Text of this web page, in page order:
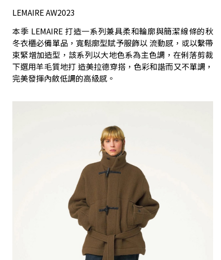
LEMAIRE AW2023
本季 LEMAIRE 打造一系列兼具柔和輪廓與簡潔線條的秋
冬衣櫃必備單品，寬鬆廓型賦予服飾以 流動感，或以繫帶
束緊增加造型，該系列以大地色系為主色調，在俐落剪裁
下選用羊毛質地打 造美拉德穿搭，色彩和諧而又不單調，
完美發揮內斂低調的高級感。